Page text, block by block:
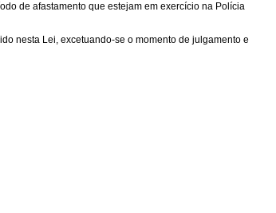
de afastamento que estejam em exercício na Polícia
nesta Lei, excetuando-se o momento de julgamento e